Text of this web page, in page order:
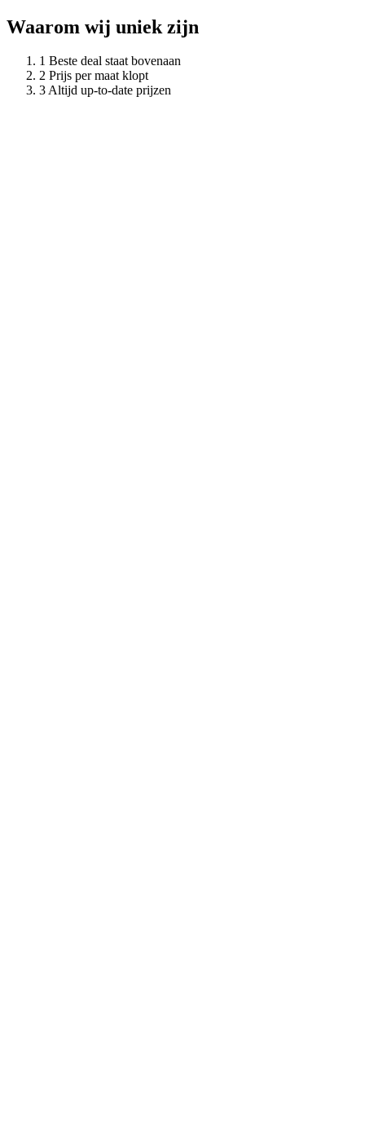
Waarom wij uniek zijn
Beste deal staat bovenaan
Prijs per maat klopt
Altijd up-to-date prijzen